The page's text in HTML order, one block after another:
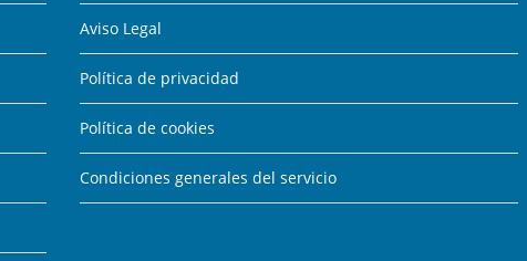
Aviso Legal
Política de privacidad
Política de cookies
Condiciones generales del servicio